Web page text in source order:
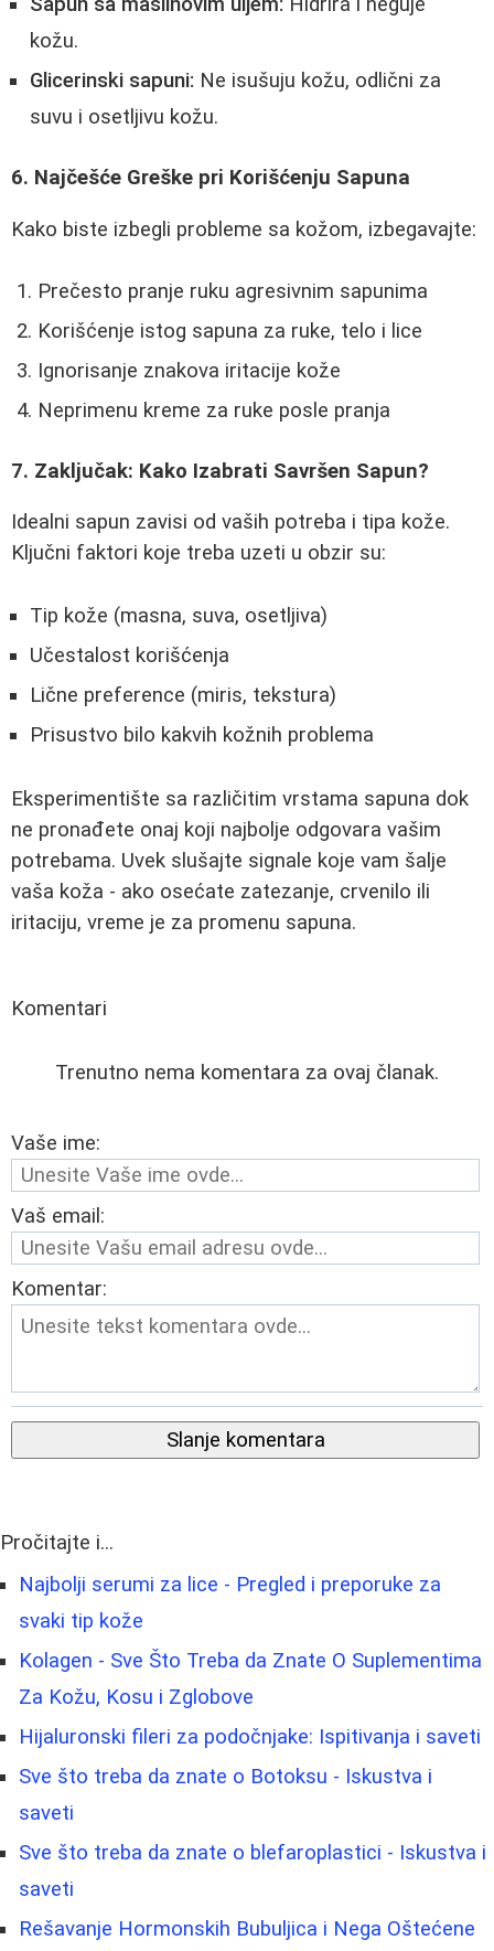
Sapun sa maslinovim uljem: Hidrira i neguje
kožu.
Glicerinski sapuni: Ne isušuju kožu, odlični za
suvu i osetljivu kožu.
6. Najčešće Greške pri Korišćenju Sapuna
Kako biste izbegli probleme sa kožom, izbegavajte:
Prečesto pranje ruku agresivnim sapunima
Korišćenje istog sapuna za ruke, telo i lice
Ignorisanje znakova iritacije kože
Neprimenu kreme za ruke posle pranja
7. Zaključak: Kako Izabrati Savršen Sapun?
Idealni sapun zavisi od vaših potreba i tipa kože.
Ključni faktori koje treba uzeti u obzir su:
Tip kože (masna, suva, osetljiva)
Učestalost korišćenja
Lične preference (miris, tekstura)
Prisustvo bilo kakvih kožnih problema
Eksperimentište sa različitim vrstama sapuna dok
ne pronađete onaj koji najbolje odgovara vašim
potrebama. Uvek slušajte signale koje vam šalje
vaša koža - ako osećate zatezanje, crvenilo ili
iritaciju, vreme je za promenu sapuna.
Komentari
Trenutno nema komentara za ovaj članak.
Vaše ime:
Vaš email:
Komentar:
Slanje komentara
Pročitajte i...
Najbolji serumi za lice - Pregled i preporuke za
svaki tip kože
Kolagen - Sve Što Treba da Znate O Suplementima
Za Kožu, Kosu i Zglobove
Hijaluronski fileri za podočnjake: Ispitivanja i saveti
Sve što treba da znate o Botoksu - Iskustva i
saveti
Sve što treba da znate o blefaroplastici - Iskustva i
saveti
Rešavanje Hormonskih Bubuljica i Nega Oštećene